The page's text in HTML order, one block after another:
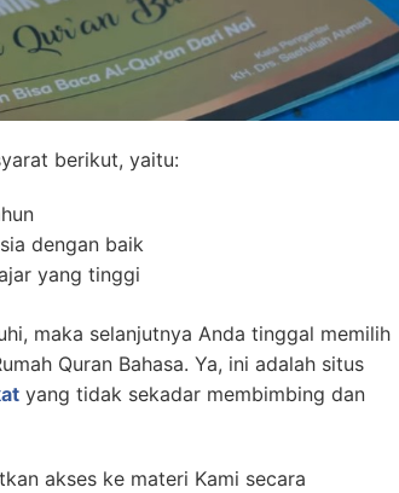
berikut, yaitu:
dengan baik
yang tinggi
maka selanjutnya Anda tinggal memilih
Quran Bahasa. Ya, ini adalah situs
yang tidak sekadar membimbing dan
akses ke materi Kami secara